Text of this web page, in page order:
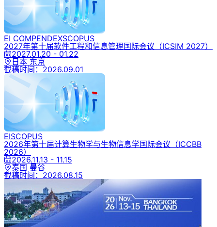
EI COMPENDEXSCOPUS
2027年第十届软件工程和信息管理国际会议 （ICSIM 2027）
2027.01.20 - 01.22
日本 东京
截稿时间： 2026.09.01
EISCOPUS
2026年第十届计算生物学与生物信息学国际会议 （ICCBB
2026）
2026.11.13 - 11.15
泰国 曼谷
截稿时间： 2026.08.15